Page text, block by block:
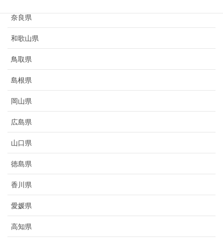
奈良県
和歌山県
鳥取県
島根県
岡山県
広島県
山口県
徳島県
香川県
愛媛県
高知県